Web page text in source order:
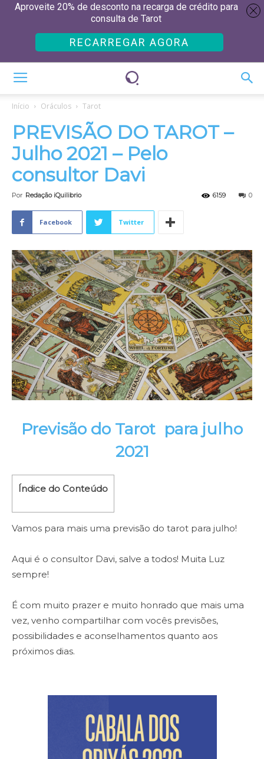
Início Oráculos Tarot
PREVISÃO DO TAROT –
Julho 2021 – Pelo
consultor Davi
Por Redação iQuilibrio 0
6159
Facebook Twitter
Previsão do Tarot para julho
2021
Índice do Conteúdo
Vamos para mais uma previsão do tarot para julho!
Aqui é o consultor Davi, salve a todos! Muita Luz
sempre!
É com muito prazer e muito honrado que mais uma
vez, venho compartilhar com vocês previsões,
possibilidades e aconselhamentos quanto aos
próximos dias.
Aproveite 20% de desconto na recarga de crédito para
consulta de Tarot
RECARREGAR AGORA